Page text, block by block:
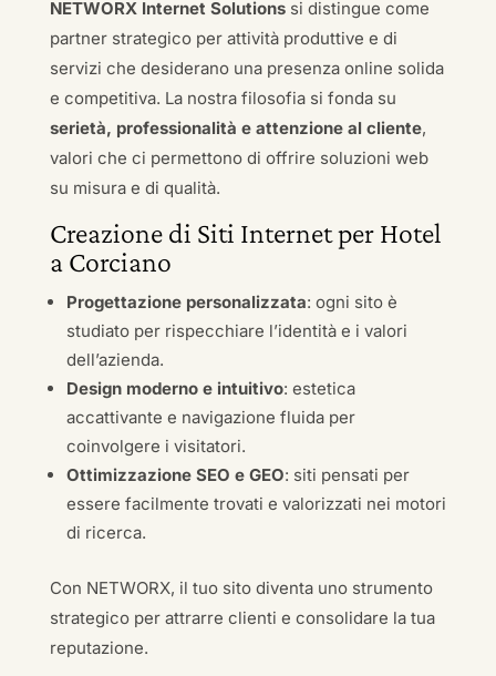
NETWORX Internet Solutionssi distingue come
partner strategico per attività produttive e di
servizi che desiderano una presenza online solida
e competitiva. La nostra filosofia si fonda su
serietà, professionalità e attenzione al cliente,
valori che ci permettono di offrire soluzioni web
su misura e di qualità.
Creazione di Siti Internet per Hotel
a Corciano
Progettazione personalizzata: ogni sito è
studiato per rispecchiare l’identità e i valori
dell’azienda.
Design moderno e intuitivo: estetica
accattivante e navigazione fluida per
coinvolgere i visitatori.
Ottimizzazione SEO e GEO: siti pensati per
essere facilmente trovati e valorizzati nei motori
di ricerca.
Con NETWORX, il tuo sito diventa uno strumento
strategico per attrarre clienti e consolidare la tua
reputazione.